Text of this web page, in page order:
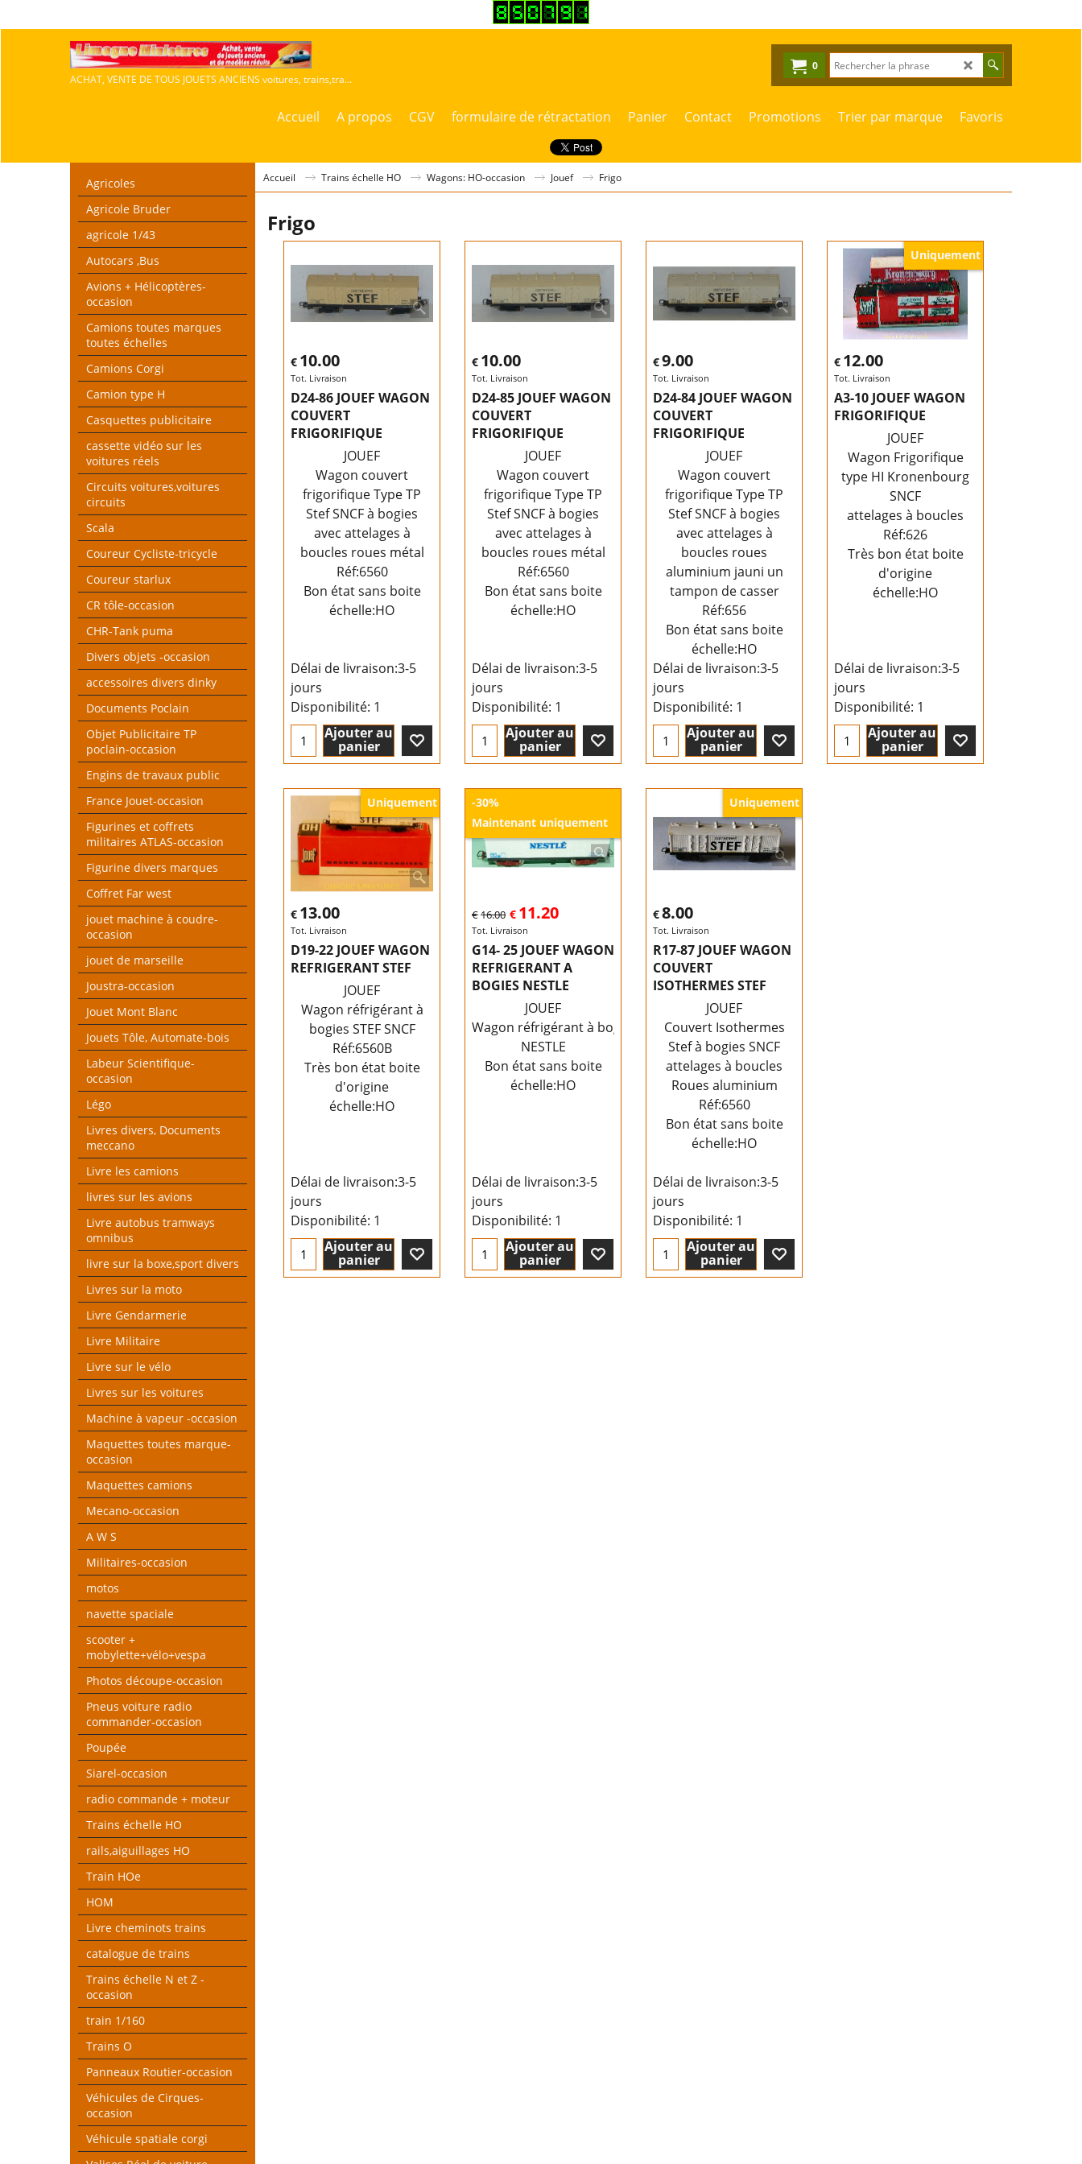
ACHAT, VENTE DE TOUS JOUETS ANCIENS voitures, trains,travaux publics,agricoles
0
Accueil A propos CGV formulaire de rétractation Panier Contact Promotions Trier par marque Favoris
Agricoles
Agricole Bruder
agricole 1/43
Autocars ,Bus
Avions + Hélicoptères-
occasion
Camions toutes marques
toutes échelles
Camions Corgi
Camion type H
Casquettes publicitaire
cassette vidéo sur les
voitures réels
Circuits voitures,voitures
circuits
Scala
Coureur Cycliste-tricycle
Coureur starlux
CR tôle-occasion
CHR-Tank puma
Divers objets -occasion
accessoires divers dinky
Documents Poclain
Objet Publicitaire TP
poclain-occasion
Engins de travaux public
France Jouet-occasion
Figurines et coffrets
militaires ATLAS-occasion
Figurine divers marques
Coffret Far west
jouet machine à coudre-
occasion
jouet de marseille
Joustra-occasion
Jouet Mont Blanc
Jouets Tôle, Automate-bois
Labeur Scientifique-
occasion
Légo
Livres divers, Documents
meccano
Livre les camions
livres sur les avions
Livre autobus tramways
omnibus
livre sur la boxe,sport divers
Livres sur la moto
Livre Gendarmerie
Livre Militaire
Livre sur le vélo
Livres sur les voitures
Machine à vapeur -occasion
Maquettes toutes marque-
occasion
Maquettes camions
Mecano-occasion
A W S
Militaires-occasion
motos
navette spaciale
scooter +
mobylette+vélo+vespa
Photos découpe-occasion
Pneus voiture radio
commander-occasion
Poupée
Siarel-occasion
radio commande + moteur
Trains échelle HO
rails,aiguillages HO
Train HOe
HOM
Livre cheminots trains
catalogue de trains
Trains échelle N et Z -
occasion
train 1/160
Trains O
Panneaux Routier-occasion
Véhicules de Cirques-
occasion
Véhicule spatiale corgi
Accueil Trains échelle HO Wagons: HO-occasion Jouef Frigo
Frigo
€ 10.00
Tot. Livraison
D24-86 JOUEF WAGON
COUVERT
FRIGORIFIQUE
JOUEF
Wagon couvert
frigorifique Type TP
Stef SNCF à bogies
avec attelages à
boucles roues métal
Réf:6560
Bon état sans boite
échelle:HO
Délai de livraison:3-5
jours
Disponibilité: 1
Ajouter au
panier
€ 10.00
Tot. Livraison
D24-85 JOUEF WAGON
COUVERT
FRIGORIFIQUE
JOUEF
Wagon couvert
frigorifique Type TP
Stef SNCF à bogies
avec attelages à
boucles roues métal
Réf:6560
Bon état sans boite
échelle:HO
Délai de livraison:3-5
jours
Disponibilité: 1
Ajouter au
panier
€9.00
Tot. Livraison
D24-84 JOUEF WAGON
COUVERT
FRIGORIFIQUE
JOUEF
Wagon couvert
frigorifique Type TP
Stef SNCF à bogies
avec attelages à
boucles roues
aluminium jauni un
tampon de casser
Réf:656
Bon état sans boite
échelle:HO
Délai de livraison:3-5
jours
Disponibilité: 1
Ajouter au
panier
Uniquement
€ 12.00
Tot. Livraison
A3-10 JOUEF WAGON
FRIGORIFIQUE
JOUEF
Wagon Frigorifique
type HI Kronenbourg
SNCF
attelages à boucles
Réf:626
Très bon état boite
d'origine
échelle:HO
Délai de livraison:3-5
jours
Disponibilité: 1
Ajouter au
panier
Uniquement
€ 13.00
Tot. Livraison
D19-22 JOUEF WAGON
REFRIGERANT STEF
JOUEF
Wagon réfrigérant à
bogies STEF SNCF
Réf:6560B
Très bon état boite
d'origine
échelle:HO
Délai de livraison:3-5
jours
Disponibilité: 1
Ajouter au
panier
-30%
Maintenant uniquement
€16.00 € 11.20
Tot. Livraison
G14- 25 JOUEF WAGON
REFRIGERANT A
BOGIES NESTLE
JOUEF
Wagon réfrigérant à bogies
NESTLE
Bon état sans boite
échelle:HO
Délai de livraison:3-5
jours
Disponibilité: 1
Ajouter au
panier
Uniquement
€8.00
Tot. Livraison
R17-87 JOUEF WAGON
COUVERT
ISOTHERMES STEF
JOUEF
Couvert Isothermes
Stef à bogies SNCF
attelages à boucles
Roues aluminium
Réf:6560
Bon état sans boite
échelle:HO
Délai de livraison:3-5
jours
Disponibilité: 1
Ajouter au
panier